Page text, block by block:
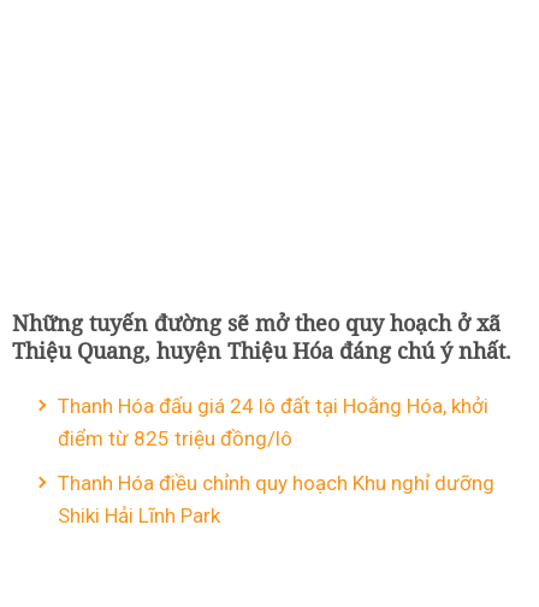
Những tuyến đường sẽ mở theo quy hoạch ở xã
Thiệu Quang, huyện Thiệu Hóa đáng chú ý nhất.
Thanh Hóa đấu giá 24 lô đất tại Hoằng Hóa, khởi
điểm từ 825 triệu đồng/lô
Thanh Hóa điều chỉnh quy hoạch Khu nghỉ dưỡng
Shiki Hải Lĩnh Park